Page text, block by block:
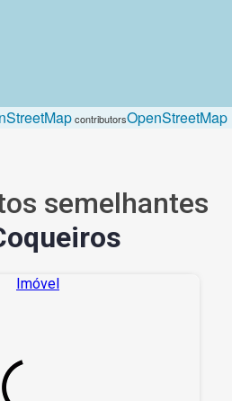
contributorsOpenStreetMap
semelhantes